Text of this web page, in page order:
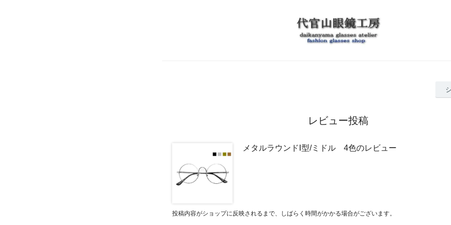
レビュー投稿
メタルラウンドⅠ型/ミドル 4色のレビュー
投稿内容がショップに反映されるまで、しばらく時間がかかる場合がございます。